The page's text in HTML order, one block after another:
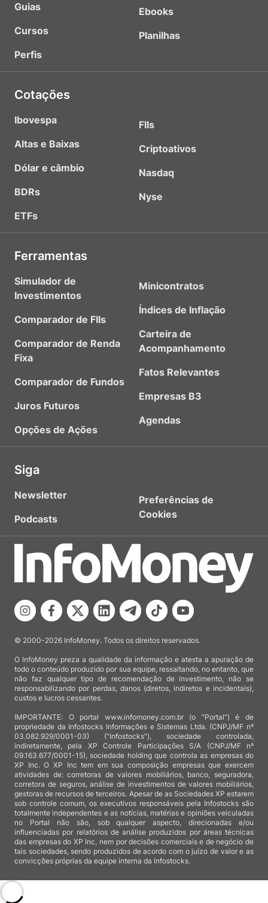
Guias
Cursos
Perfis
Ebooks
Planilhas
Cotações
Ibovespa
Altas e Baixas
Dólar e câmbio
BDRs
ETFs
FIIs
Criptoativos
Nasdaq
Nyse
Ferramentas
Simulador de
Investimentos
Comparador de FIIs
Comparador de Renda
Fixa
Comparador de Fundos
Juros Futuros
Opções de Ações
Minicontratos
Índices de Inflação
Carteira de
Acompanhamento
Fatos Relevantes
Empresas B3
Agendas
Siga
Newsletter
Podcasts
Preferências de
Cookies
© 2000-2026 InfoMoney. Todos os direitos reservados.
O InfoMoney preza a qualidade da informação e atesta a apuração de
todo o conteúdo produzido por sua equipe, ressaltando, no entanto, que
não faz qualquer tipo de recomendação de investimento, não se
responsabilizando por perdas, danos (diretos, indiretos e incidentais),
custos e lucros cessantes.
IMPORTANTE: O portal www.infomoney.com.br (o "Portal") é de
propriedade da Infostocks Informações e Sistemas Ltda. (CNPJ/MF nº
03.082.929/0001-03) ("Infostocks"), sociedade controlada,
indiretamente, pela XP Controle Participações S/A (CNPJ/MF nº
09.163.677/0001-15), sociedade holding que controla as empresas do
XP Inc. O XP Inc tem em sua composição empresas que exercem
atividades de: corretoras de valores mobiliários, banco, seguradora,
corretora de seguros, análise de investimentos de valores mobiliários,
gestoras de recursos de terceiros. Apesar de as Sociedades XP estarem
sob controle comum, os executivos responsáveis pela Infostocks são
totalmente independentes e as notícias, matérias e opiniões veiculadas
no Portal não são, sob qualquer aspecto, direcionadas e/ou
influenciadas por relatórios de análise produzidos por áreas técnicas
das empresas do XP Inc, nem por decisões comerciais e de negócio de
tais sociedades, sendo produzidos de acordo com o juízo de valor e as
convicções próprias da equipe interna da Infostocks.